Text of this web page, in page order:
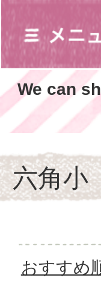
We can
六角小
おすすめ